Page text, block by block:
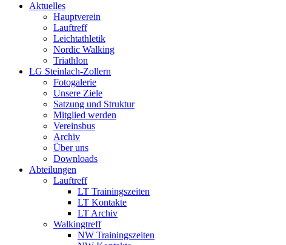
Aktuelles
Hauptverein
Lauftreff
Leichtathletik
Nordic Walking
Triathlon
LG Steinlach-Zollern
Fotogalerie
Unsere Ziele
Satzung und Struktur
Mitglied werden
Vereinsbus
Archiv
Über uns
Downloads
Abteilungen
Lauftreff
LT Trainingszeiten
LT Kontakte
LT Archiv
Walkingtreff
NW Trainingszeiten